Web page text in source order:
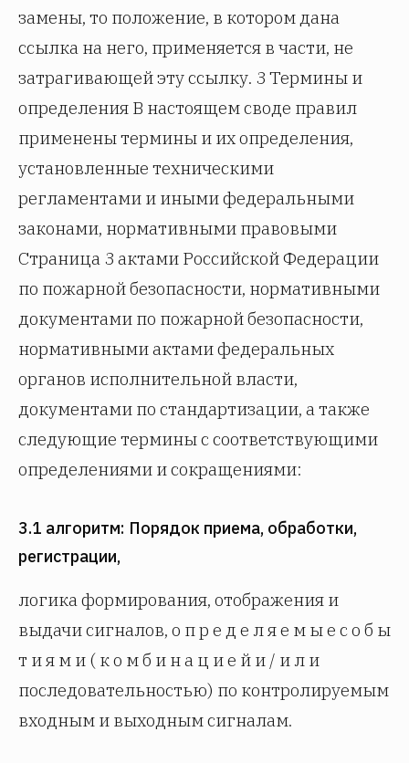
замены, то положение, в котором дана
ссылка на него, применяется в части, не
затрагивающей эту ссылку. 3 Термины и
определения В настоящем своде правил
применены термины и их определения,
установленные техническими
регламентами и иными федеральными
законами, нормативными правовыми
Страница 3 актами Российской Федерации
по пожарной безопасности, нормативными
документами по пожарной безопасности,
нормативными актами федеральных
органов исполнительной власти,
документами по стандартизации, а также
следующие термины с соответствующими
определениями и сокращениями:
3.1 алгоритм: Порядок приема, обработки,
регистрации,
логика формирования, отображения и
выдачи сигналов, о п р е д е л я е м ы е с о б ы
т и я м и ( к о м б и н а ц и е й и / и л и
последовательностью) по контролируемым
входным и выходным сигналам.